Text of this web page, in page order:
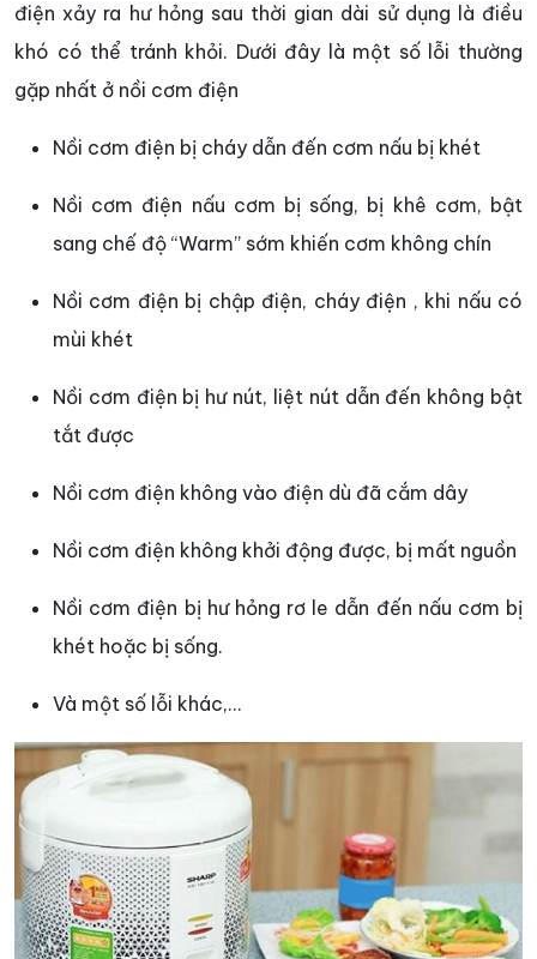
điện xảy ra hư hỏng sau thời gian dài sử dụng là điều
khó có thể tránh khỏi. Dưới đây là một số lỗi thường
gặp nhất ở nồi cơm điện
Nồi cơm điện bị cháy dẫn đến cơm nấu bị khét
Nồi cơm điện nấu cơm bị sống, bị khê cơm, bật
sang chế độ “Warm” sớm khiến cơm không chín
Nồi cơm điện bị chập điện, cháy điện , khi nấu có
mùi khét
Nồi cơm điện bị hư nút, liệt nút dẫn đến không bật
tắt được
Nồi cơm điện không vào điện dù đã cắm dây
Nồi cơm điện không khởi động được, bị mất nguồn
Nồi cơm điện bị hư hỏng rơ le dẫn đến nấu cơm bị
khét hoặc bị sống.
Và một số lỗi khác,...